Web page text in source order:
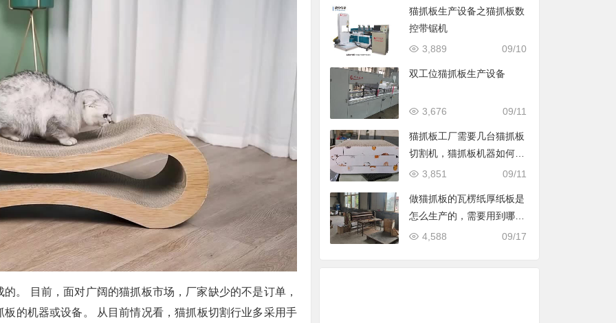
。 目前，面对广阔的猫抓板市场，厂家缺少的不是订单，
的机器或设备。 从目前情况看，猫抓板切割行业多采用手
猫抓板生产设备之猫抓板数
控带锯机
09/10
3,889
双工位猫抓板生产设备
09/11
3,676
猫抓板工厂需要几台猫抓板
切割机，猫抓板机器如何选
择
09/11
3,851
做猫抓板的瓦楞纸厚纸板是
怎么生产的，需要用到哪些
猫抓板生产设备
09/17
4,588